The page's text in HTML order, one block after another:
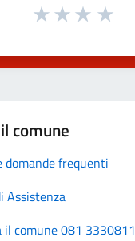
comune
domande frequenti
Assistenza
il comune 081 3330811